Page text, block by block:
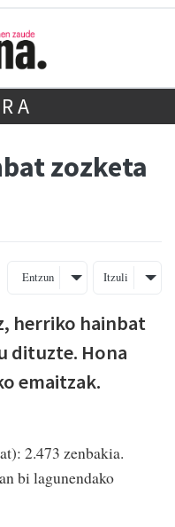
zozketa
Entzun Itzuli
herriko hainbat
dituzte. Hona
emaitzak.
2.473 zenbakia.
bi lagunendako